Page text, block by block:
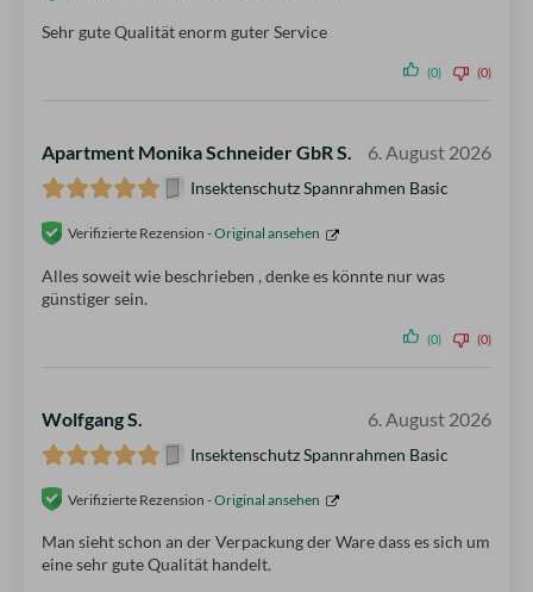
Sehr gute Qualität enorm guter Service
(0) (0)
Apartment Monika Schneider GbR S. 6. August 2026
Insektenschutz Spannrahmen Basic
Verifizierte Rezension -Original ansehen
Alles soweit wie beschrieben , denke es könnte nur was
günstiger sein.
(0) (0)
Wolfgang S. 6. August 2026
Insektenschutz Spannrahmen Basic
Verifizierte Rezension -Original ansehen
Man sieht schon an der Verpackung der Ware dass es sich um
eine sehr gute Qualität handelt.